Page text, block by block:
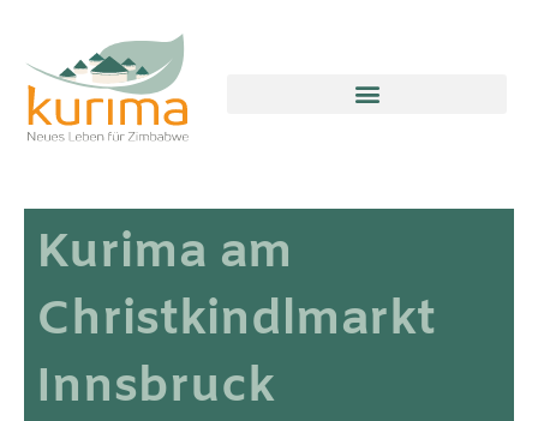
Kurima am
Christkindlmarkt
Innsbruck